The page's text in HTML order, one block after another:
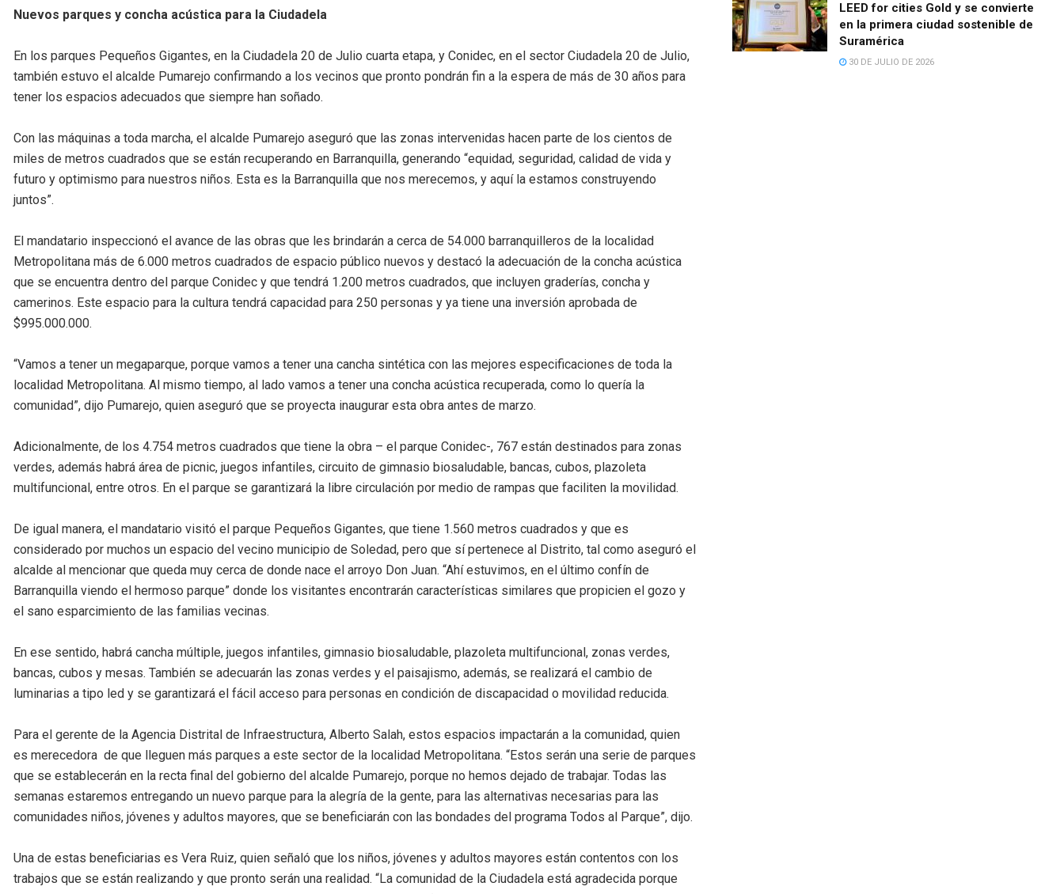
Nuevos parques y concha acústica para la Ciudadela
En los parques Pequeños Gigantes, en la Ciudadela 20 de Julio cuarta etapa, y Conidec, en el sector Ciudadela 20 de Julio,
también estuvo el alcalde Pumarejo confirmando a los vecinos que pronto pondrán fin a la espera de más de 30 años para
tener los espacios adecuados que siempre han soñado.
Con las máquinas a toda marcha, el alcalde Pumarejo aseguró que las zonas intervenidas hacen parte de los cientos de
miles de metros cuadrados que se están recuperando en Barranquilla, generando “equidad, seguridad, calidad de vida y
futuro y optimismo para nuestros niños. Esta es la Barranquilla que nos merecemos, y aquí la estamos construyendo
juntos”.
El mandatario inspeccionó el avance de las obras que les brindarán a cerca de 54.000 barranquilleros de la localidad
Metropolitana más de 6.000 metros cuadrados de espacio público nuevos y destacó la adecuación de la concha acústica
que se encuentra dentro del parque Conidec y que tendrá 1.200 metros cuadrados, que incluyen graderías, concha y
camerinos. Este espacio para la cultura tendrá capacidad para 250 personas y ya tiene una inversión aprobada de
$995.000.000.
“Vamos a tener un megaparque, porque vamos a tener una cancha sintética con las mejores especificaciones de toda la
localidad Metropolitana. Al mismo tiempo, al lado vamos a tener una concha acústica recuperada, como lo quería la
comunidad”, dijo Pumarejo, quien aseguró que se proyecta inaugurar esta obra antes de marzo.
Adicionalmente, de los 4.754 metros cuadrados que tiene la obra – el parque Conidec-, 767 están destinados para zonas
verdes, además habrá área de picnic, juegos infantiles, circuito de gimnasio biosaludable, bancas, cubos, plazoleta
multifuncional, entre otros. En el parque se garantizará la libre circulación por medio de rampas que faciliten la movilidad.
De igual manera, el mandatario visitó el parque Pequeños Gigantes, que tiene 1.560 metros cuadrados y que es
considerado por muchos un espacio del vecino municipio de Soledad, pero que sí pertenece al Distrito, tal como aseguró el
alcalde al mencionar que queda muy cerca de donde nace el arroyo Don Juan. “Ahí estuvimos, en el último confín de
Barranquilla viendo el hermoso parque” donde los visitantes encontrarán características similares que propicien el gozo y
el sano esparcimiento de las familias vecinas.
En ese sentido, habrá cancha múltiple, juegos infantiles, gimnasio biosaludable, plazoleta multifuncional, zonas verdes,
bancas, cubos y mesas. También se adecuarán las zonas verdes y el paisajismo, además, se realizará el cambio de
luminarias a tipo led y se garantizará el fácil acceso para personas en condición de discapacidad o movilidad reducida.
Para el gerente de la Agencia Distrital de Infraestructura, Alberto Salah, estos espacios impactarán a la comunidad, quien
es merecedora de que lleguen más parques a este sector de la localidad Metropolitana. “Estos serán una serie de parques
que se establecerán en la recta final del gobierno del alcalde Pumarejo, porque no hemos dejado de trabajar. Todas las
semanas estaremos entregando un nuevo parque para la alegría de la gente, para las alternativas necesarias para las
comunidades niños, jóvenes y adultos mayores, que se beneficiarán con las bondades del programa Todos al Parque”, dijo.
Una de estas beneficiarias es Vera Ruiz, quien señaló que los niños, jóvenes y adultos mayores están contentos con los
trabajos que se están realizando y que pronto serán una realidad. “La comunidad de la Ciudadela está agradecida porque
LEED for cities Gold y se convierte
en la primera ciudad sostenible de
Suramérica
30 DE JULIO DE 2026